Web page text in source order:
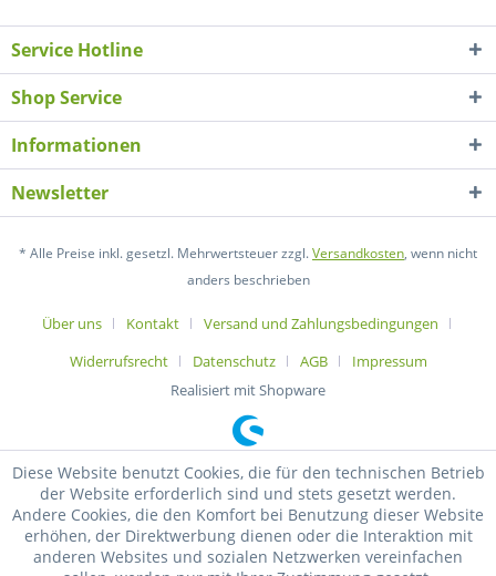
Service Hotline
Shop Service
Informationen
Newsletter
* Alle Preise inkl. gesetzl. Mehrwertsteuer zzgl.Versandkosten, wenn nicht
anders beschrieben
Über uns Kontakt
Versand und Zahlungsbedingungen
Widerrufsrecht
Datenschutz AGB
Impressum
Realisiert mit Shopware
Diese Website benutzt Cookies, die für den technischen Betrieb
der Website erforderlich sind und stets gesetzt werden.
Andere Cookies, die den Komfort bei Benutzung dieser Website
erhöhen, der Direktwerbung dienen oder die Interaktion mit
anderen Websites und sozialen Netzwerken vereinfachen